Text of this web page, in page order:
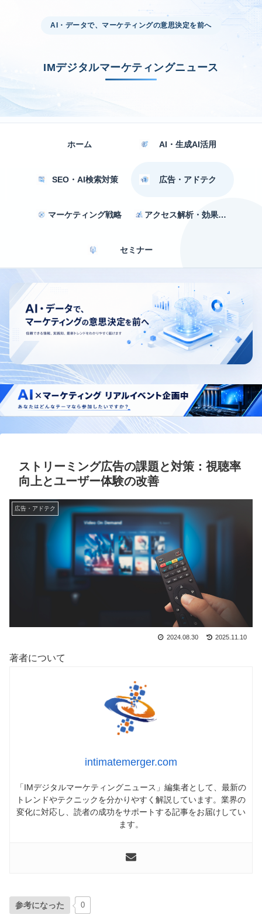
AI・データで、マーケティングの意思決定を前へ
IMデジタルマーケティングニュース
ホーム AI・生成AI活用
SEO・AI検索対策 広告・アドテク
マーケティング戦略 アクセス解析・効果測定
セミナー
ストリーミング広告の課題と対策：視聴率
向上とユーザー体験の改善
広告・アドテク
2024.08.30 2025.11.10
著者について
intimatemerger.com
「IMデジタルマーケティングニュース」編集者として、最新の
トレンドやテクニックを分かりやすく解説しています。業界の
変化に対応し、読者の成功をサポートする記事をお届けしてい
ます。
参考になった 0